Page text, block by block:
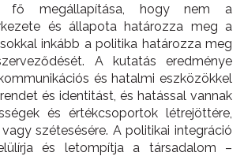
fő megállapítása, hogy nem a
és állapota határozza meg a
inkább a politika határozza meg
A kutatás eredménye
és hatalmi eszközökkel
és identitást, és hatással vannak
és értékcsoportok létrejöttére,
szétesésére. A politikai integráció
és letompítja a társadalom –